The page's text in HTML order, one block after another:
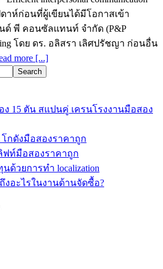
าห์ก่อนที่ผู้เขียนได้มีโอกาสเข้า
ด์ พี คอนซัลแทนท์ จำกัด (P&P
โดย ดร. อลิสรา เลิศปรัชญา ก่อนอื่น
more [...]
ง 15 ตัน สแปนคู่ เครนโรงงานมือสอง
กดังมือสองราคาถูก
ฟท์มือสองราคาถูก
ด้วยการทำ localization
งอะไรในงานด้านจัดซื้อ?